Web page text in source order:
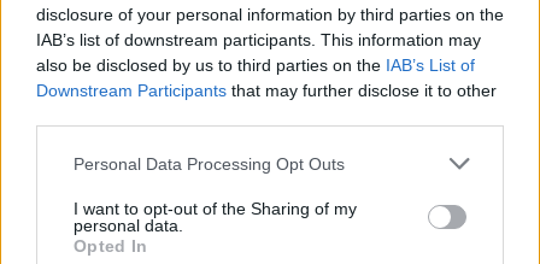
disclosure of your personal information by third parties on the
IAB’s list of downstream participants. This information may
also be disclosed by us to third parties on the IAB’s List of
Downstream Participants that may further disclose it to other
Personal Data Processing Opt Outs
I want to opt-out of the Sharing of my
personal data.
Opted In
2026. augusztus 07., péntek